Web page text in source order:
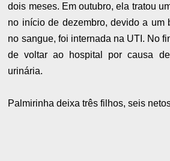
dois meses. Em outubro, ela tratou
no início de dezembro, devido a um
no sangue, foi internada na UTI. No
de voltar ao hospital por causa
urinária.
Palmirinha deixa três filhos, seis